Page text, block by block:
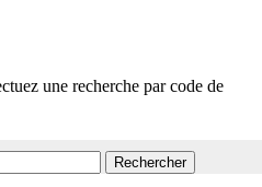
une recherche par code de
Rechercher